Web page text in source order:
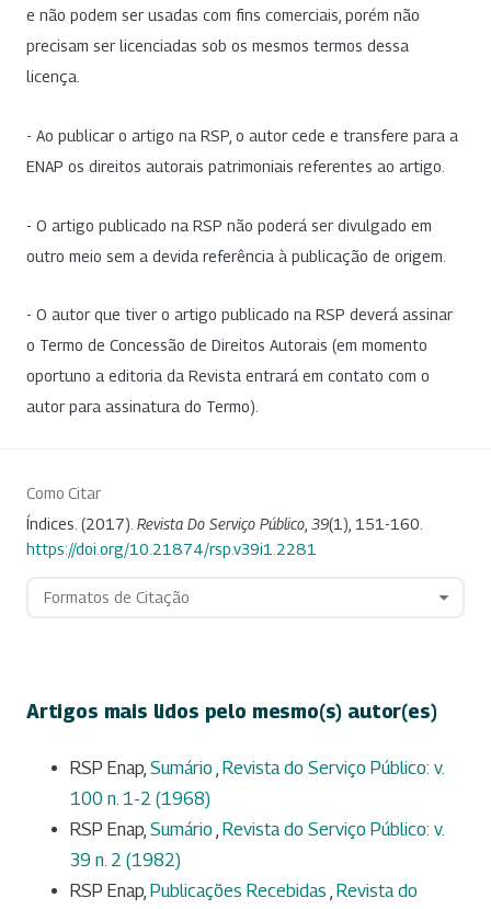
e não podem ser usadas com fins comerciais, porém não
precisam ser licenciadas sob os mesmos termos dessa
licença.
- Ao publicar o artigo na RSP, o autor cede e transfere para a
ENAP os direitos autorais patrimoniais referentes ao artigo.
- O artigo publicado na RSP não poderá ser divulgado em
outro meio sem a devida referência à publicação de origem.
- O autor que tiver o artigo publicado na RSP deverá assinar
o Termo de Concessão de Direitos Autorais (em momento
oportuno a editoria da Revista entrará em contato com o
autor para assinatura do Termo).
Como Citar
Índices. (2017). Revista Do Serviço Público 39(1), 151-160.
https://doi.org/10.21874/rsp.v39i1.2281
Formatos de Citação
Artigos mais lidos pelo mesmo(s) autor(es)
RSP Enap, Sumário Revista do Serviço Público: v.
100 n. 1-2 (1968)
RSP Enap, Sumário Revista do Serviço Público: v.
39 n. 2 (1982)
RSP Enap, Publicações Recebidas Revista do